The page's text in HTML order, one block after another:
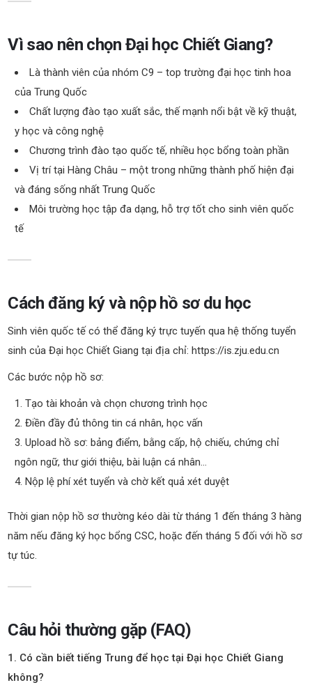
Vì sao nên chọn Đại học Chiết Giang?
Là thành viên của nhóm C9 – top trường đại học tinh hoa
của Trung Quốc
Chất lượng đào tạo xuất sắc, thế mạnh nổi bật về kỹ thuật,
y học và công nghệ
Chương trình đào tạo quốc tế, nhiều học bổng toàn phần
Vị trí tại Hàng Châu – một trong những thành phố hiện đại
và đáng sống nhất Trung Quốc
Môi trường học tập đa dạng, hỗ trợ tốt cho sinh viên quốc
tế
Cách đăng ký và nộp hồ sơ du học
Sinh viên quốc tế có thể đăng ký trực tuyến qua hệ thống tuyển
sinh của Đại học Chiết Giang tại địa chỉ:https://is.zju.edu.cn
Các bước nộp hồ sơ:
Tạo tài khoản và chọn chương trình học
Điền đầy đủ thông tin cá nhân, học vấn
Upload hồ sơ: bảng điểm, bằng cấp, hộ chiếu, chứng chỉ
ngôn ngữ, thư giới thiệu, bài luận cá nhân…
Nộp lệ phí xét tuyển và chờ kết quả xét duyệt
Thời gian nộp hồ sơ thường kéo dài từ tháng 1 đến tháng 3 hàng
năm nếu đăng ký học bổng CSC, hoặc đến tháng 5 đối với hồ sơ
tự túc.
Câu hỏi thường gặp (FAQ)
1. Có cần biết tiếng Trung để học tại Đại học Chiết Giang
không?